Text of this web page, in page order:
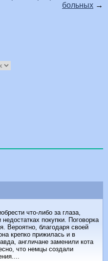
больных →
что-либо за глаза,
покупки. Поговорка
Вероятно, благодаря своей
крепко прижилась и в
англичане заменили кота
что немцы создали